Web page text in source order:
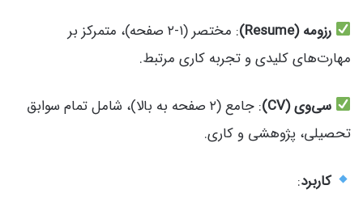
رزومه (Resume)
: مختصر (۱-۲ صفحه)، متمرکز بر
مهارت‌های کلیدی و تجربه کاری مرتبط.
سی‌وی (CV)
: جامع (۲ صفحه به بالا)، شامل تمام سوابق
تحصیلی، پژوهشی و کاری.
کاربرد: